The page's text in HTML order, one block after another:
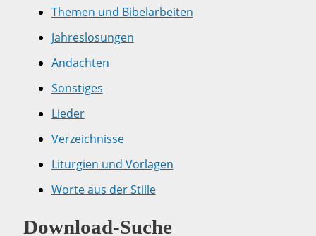
Themen und Bibelarbeiten
Jahreslosungen
Andachten
Sonstiges
Lieder
Verzeichnisse
Liturgien und Vorlagen
Worte aus der Stille
Download-Suche